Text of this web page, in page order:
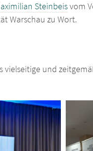
Steinbeisvom
Warschau zu Wort.
und